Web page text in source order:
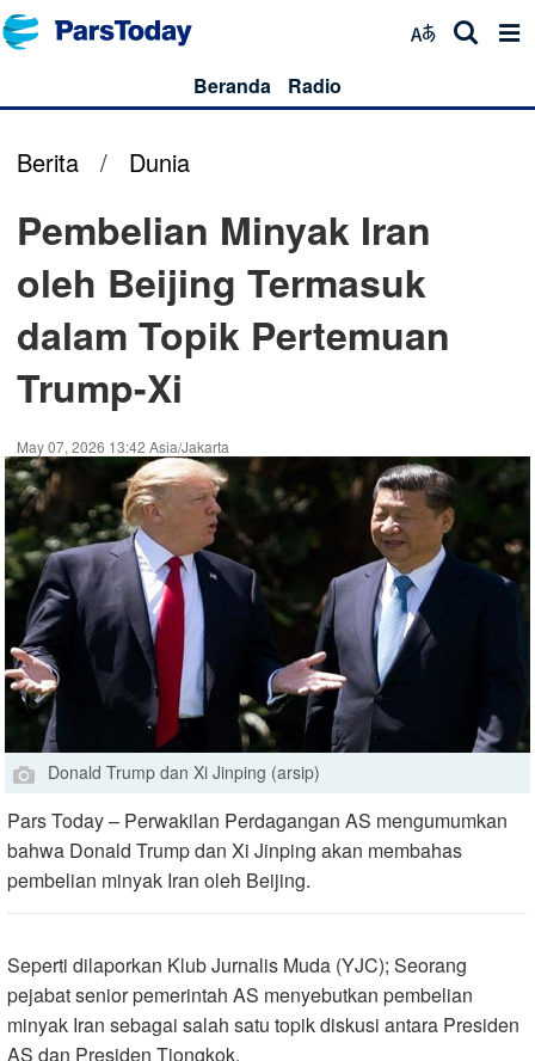
Beranda Radio
Berita / Dunia
Pembelian Minyak Iran
oleh Beijing Termasuk
dalam Topik Pertemuan
Trump-Xi
May 07, 2026 13:42 Asia/Jakarta
Donald Trump dan Xi Jinping (arsip)
Pars Today – Perwakilan Perdagangan AS mengumumkan
bahwa Donald Trump dan Xi Jinping akan membahas
pembelian minyak Iran oleh Beijing.
Seperti dilaporkan Klub Jurnalis Muda (YJC); Seorang
pejabat senior pemerintah AS menyebutkan pembelian
minyak Iran sebagai salah satu topik diskusi antara Presiden
AS dan Presiden Tiongkok.